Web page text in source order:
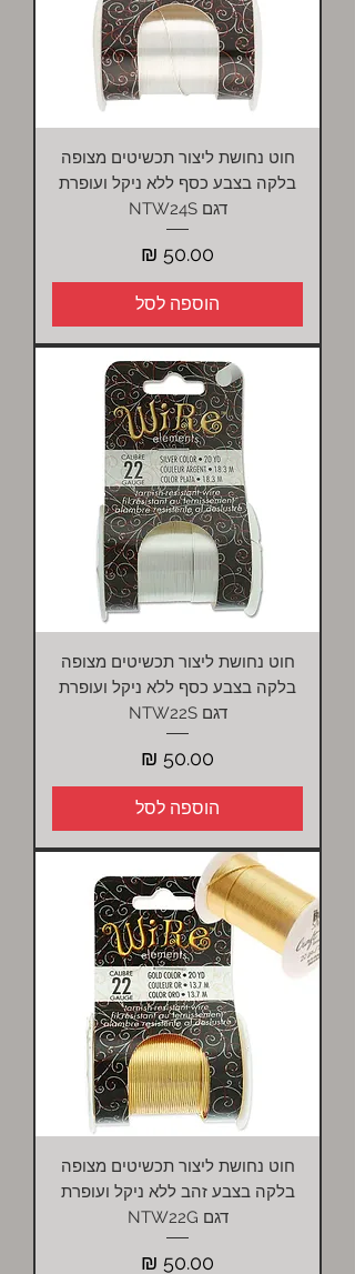
חוט נחושת ליצור תכשיטים מצופה
בלקה בצבע כסף ללא ניקל ועופרת
דגם NTW24S
מחיר
הוספה לסל
חוט נחושת ליצור תכשיטים מצופה
בלקה בצבע כסף ללא ניקל ועופרת
דגם NTW22S
מחיר
הוספה לסל
חוט נחושת ליצור תכשיטים מצופה
בלקה בצבע זהב ללא ניקל ועופרת
דגם NTW22G
מחיר